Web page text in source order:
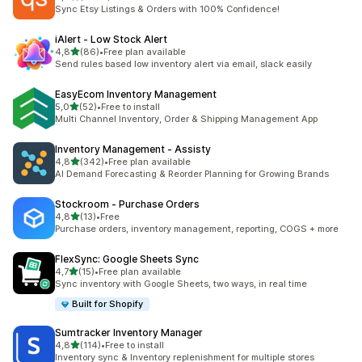
Sync Etsy Listings & Orders with 100% Confidence!
iAlert ‑ Low Stock Alert
4,85 yıldız üzerinden
(86)
toplam 86 değerlendirme
•Free plan available
Send rules based low inventory alert via email, slack easily
EasyEcom Inventory Management
5,05 yıldız üzerinden
(52)
toplam 52 değerlendirme
•Free to install
Multi Channel Inventory, Order & Shipping Management App
Inventory Management ‑ Assisty
4,85 yıldız üzerinden
(342)
toplam 342 değerlendirme
•Free plan available
AI Demand Forecasting & Reorder Planning for Growing Brands
Stockroom ‑ Purchase Orders
4,85 yıldız üzerinden
(13)
toplam 13 değerlendirme
•Free
Purchase orders, inventory management, reporting, COGS + more
FlexSync: Google Sheets Sync
4,75 yıldız üzerinden
(15)
toplam 15 değerlendirme
•Free plan available
Sync inventory with Google Sheets, two ways, in real time
Built for Shopify
Sumtracker Inventory Manager
4,85 yıldız üzerinden
(114)
toplam 114 değerlendirme
•Free to install
Inventory sync & Inventory replenishment for multiple stores